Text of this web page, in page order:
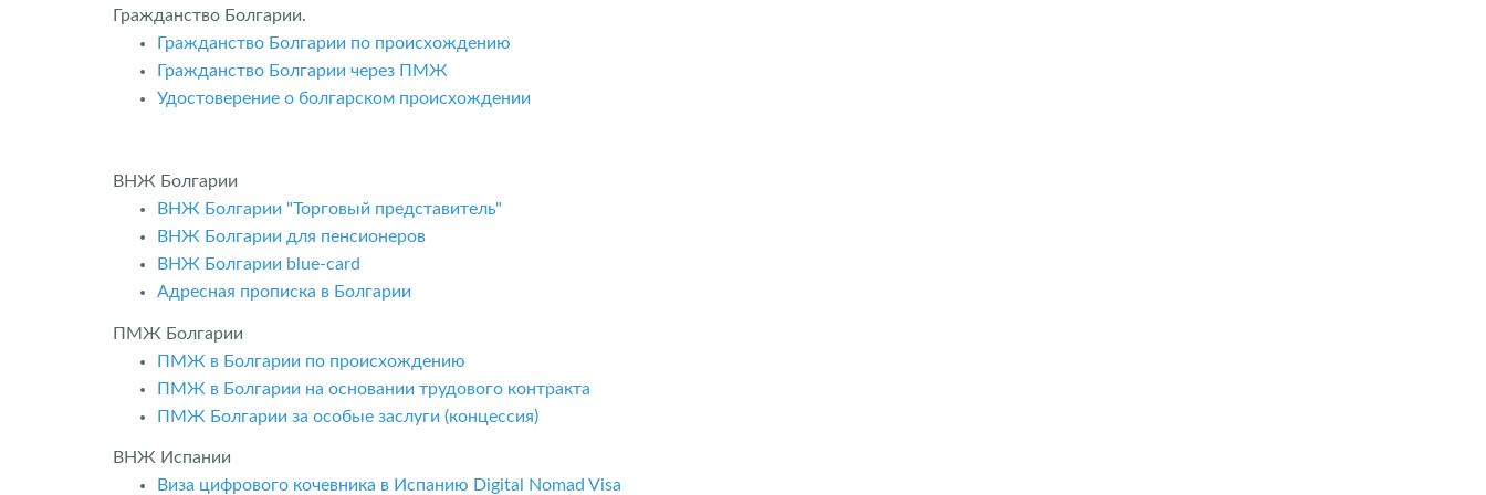
Гражданство Болгарии.
Гражданство Болгарии по происхождению
Гражданство Болгарии через ПМЖ
Удостоверение о болгарском происхождении
ВНЖ Болгарии
ВНЖ Болгарии "Торговый представитель"
ВНЖ Болгарии для пенсионеров
ВНЖ Болгарии blue-card
Адресная прописка в Болгарии
ПМЖ Болгарии
ПМЖ в Болгарии по происхождению
ПМЖ в Болгарии на основании трудового контракта
ПМЖ Болгарии за особые заслуги (концессия)
ВНЖ Испании
Виза цифрового кочевника в Испанию Digital Nomad Visa